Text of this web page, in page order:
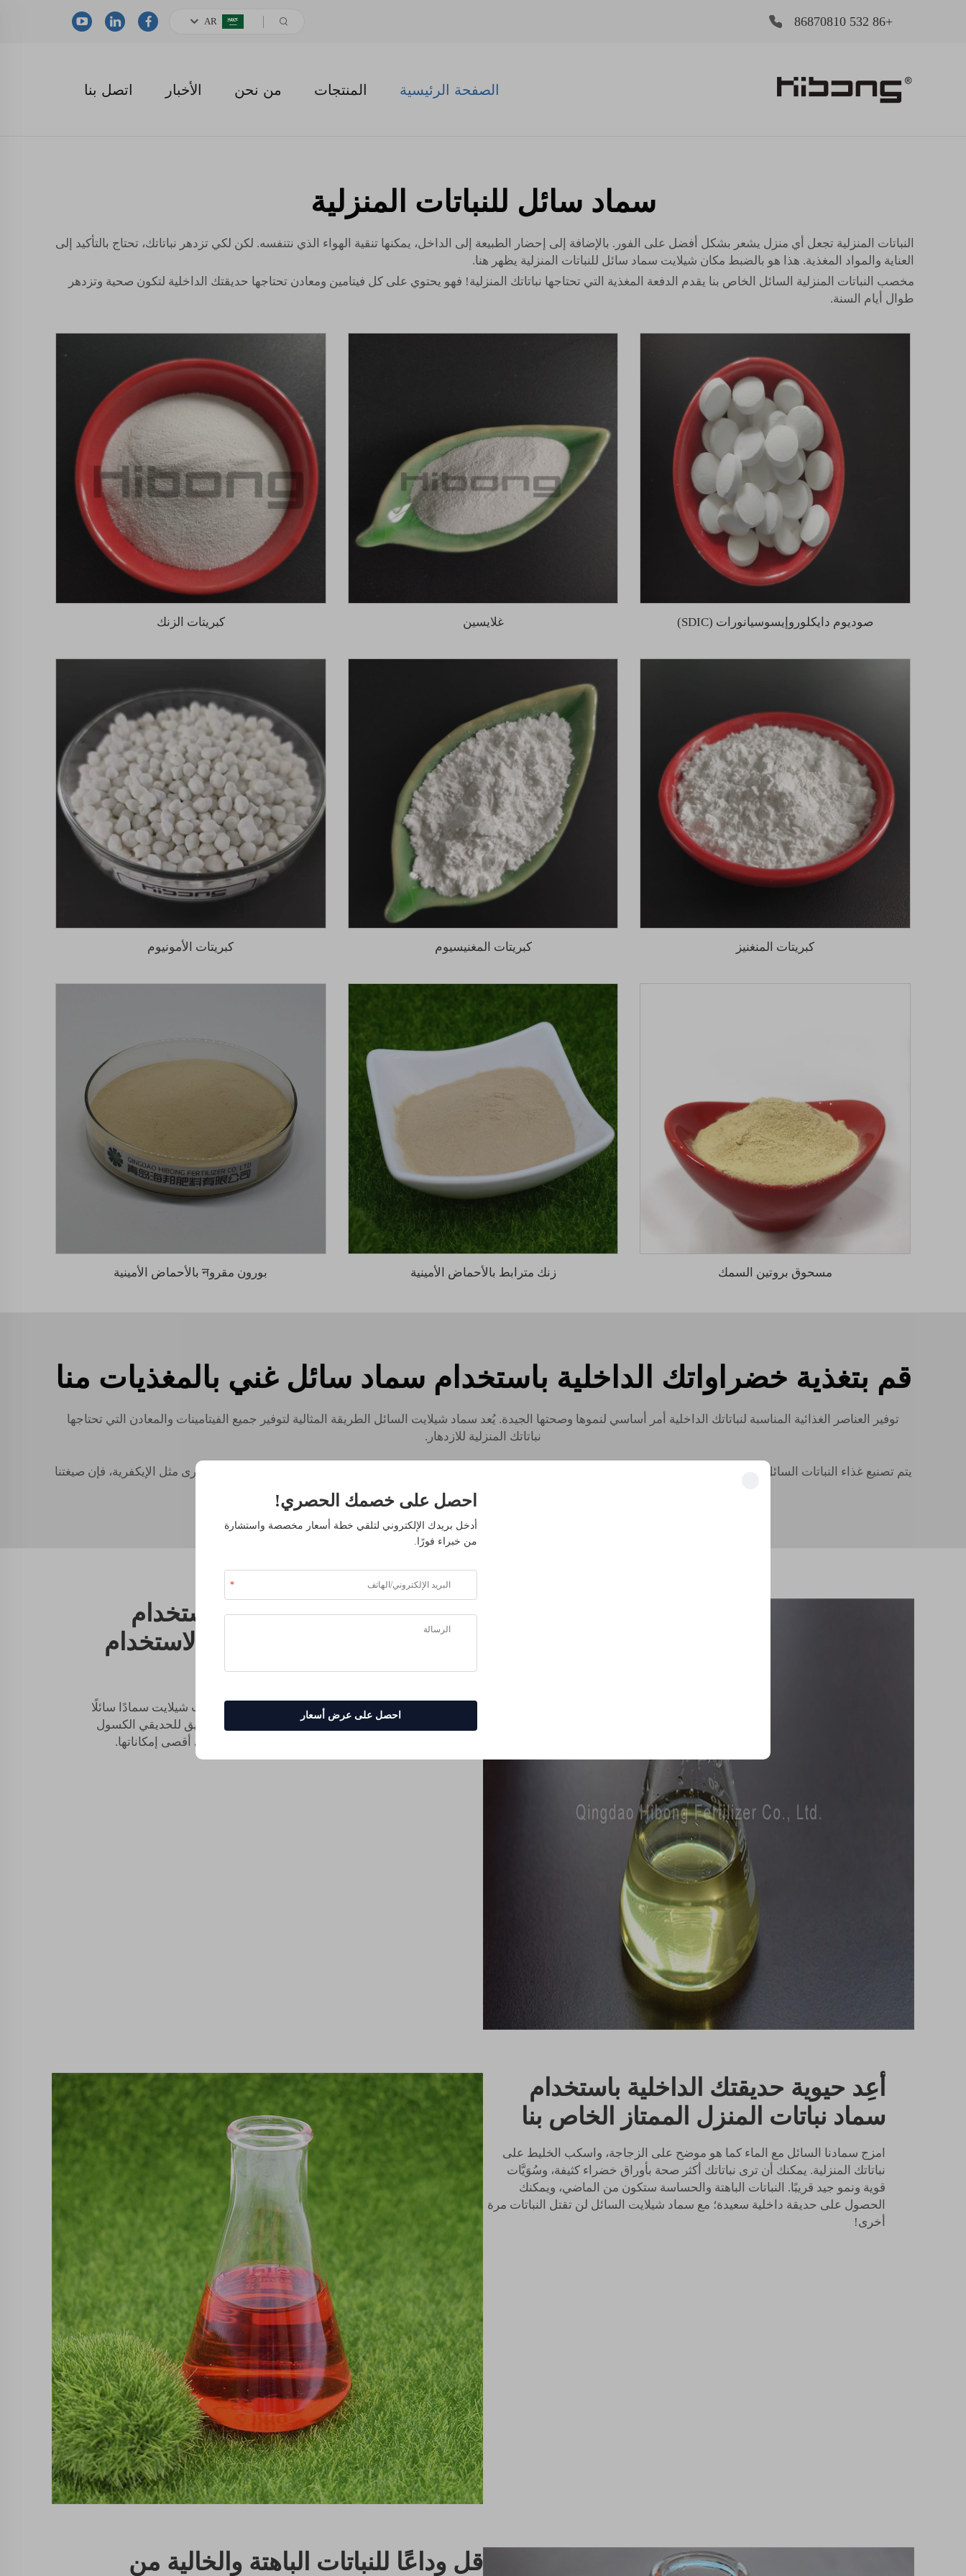
+86 532 86870810
AR
الصفحة الرئيسية المنتجات من نحن الأخبار اتصل بنا
سماد سائل للنباتات المنزلية
النباتات المنزلية تجعل أي منزل يشعر بشكل أفضل على الفور. بالإضافة إلى إحضار الطبيعة إلى الداخل، يمكنها تنقية الهواء الذي نتنفسه. لكن لكي تزدهر نباتاتك، تحتاج بالتأكيد إلى
العناية والمواد المغذية. هذا هو بالضبط مكان شيلايت سماد سائل للنباتات المنزلية يظهر هنا.
مخصب النباتات المنزلية السائل الخاص بنا يقدم الدفعة المغذية التي تحتاجها نباتاتك المنزلية! فهو يحتوي على كل فيتامين ومعادن تحتاجها حديقتك الداخلية لتكون صحية وتزدهر
طوال أيام السنة.
صوديوم دايكلوروإيسوسيانورات (SDIC) غلايسين كبريتات الزنك
كبريتات المنغنيز كبريتات المغنيسيوم كبريتات الأمونيوم
مسحوق بروتين السمك زنك مترابط بالأحماض الأمينية بورون مقروन بالأحماض الأمينية
قم بتغذية خضراواتك الداخلية باستخدام سماد سائل غني بالمغذيات منا
توفير العناصر الغذائية المناسبة لنباتاتك الداخلية أمر أساسي لنموها وصحتها الجيدة. يُعد سماد شيلايت السائل الطريقة المثالية لتوفير جميع الفيتامينات والمعادن التي تحتاجها
نباتاتك المنزلية للازدهار.
يتم تصنيع غذاء النباتات السائل لدينا من المواد الجيدة التي تساعد على نمو النباتات المنزلية في الأصص. سواء كنت تزرع بعض الصبار أو النباتات الأخرى مثل الإيكفرية، فإن صيغتنا
الغذائية ستُحدث ازدهارًا في حدائق المنزل.
شاهد نباتات المنزل تزدهر باستخدام
صيغة السماد السائل السهلة الاستخدام
الخاصة بنا
العناية بالنباتات المنزلية لا يجب أن تكون معقدة. لهذا ابتكرت شيلايت سمادًا سائلًا
سهل الاستخدام لدرجة يستحيل معها الفشل. إنه أفضل صديق للحديقي الكسول
عندما يتعلق الأمر بتمكين النباتات داخل منزلك من النمو إلى أقصى إمكاناتها.
أعِد حيوية حديقتك الداخلية باستخدام
سماد نباتات المنزل الممتاز الخاص بنا
امزج سمادنا السائل مع الماء كما هو موضح على الزجاجة، واسكب الخليط على
نباتاتك المنزلية. يمكنك أن ترى نباتاتك أكثر صحة بأوراق خضراء كثيفة، وسُوَيَّات
قوية ونمو جيد قريبًا. النباتات الباهتة والحساسة ستكون من الماضي، ويمكنك
الحصول على حديقة داخلية سعيدة؛ مع سماد شيلايت السائل لن تقتل النباتات مرة
أخرى!
قل وداعًا للنباتات الباهتة والخالية من
احصل على خصمك الحصري!
أدخل بريدك الإلكتروني لتلقي خطة أسعار مخصصة واستشارة
من خبراء فورًا.
احصل على عرض أسعار